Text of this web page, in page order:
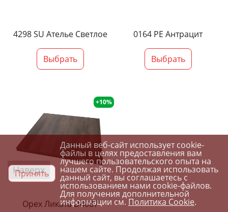
4298 SU Ателье Светлое
Выбрать
0164 PE Антрацит
Выбрать
+10%
Орех Ликата D4087
Наверх
Принять
Данный веб-сайт использует cookie-
файлы в целях предоставления вам
лучшего пользовательского опыта на
нашем сайте. Продолжая использовать
данный сайт, вы соглашаетесь с
использованием нами cookie-файлов.
Для получения дополнительной
информации см.Политика Cookie.